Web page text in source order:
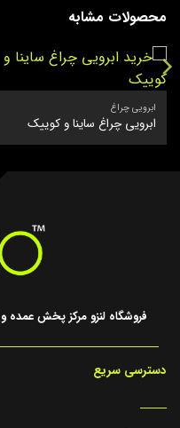
محصولات مشابه
ابرویی چراغ
ابرویی چراغ ساینا و کوییک
فروشگاه لنزو مرکز پخش عمده
دسترسی سریع
_____